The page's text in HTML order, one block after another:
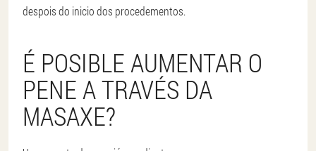
despois do inicio dos procedementos.
É POSIBLE AUMENTAR O
PENE A TRAVÉS DA
MASAXE?